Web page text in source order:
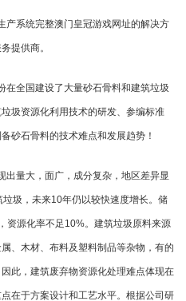
产系统完整澳门皇冠游戏网址的解决方
提供商。
在全国建设了大量砂石骨料和建筑垃圾
圾资源化利用技术的研发、参编标准
砂石骨料的技术难点和发展趋势！
出量大，面广，成分复杂，地区差异显
圾，未来10年仍以较快速度增长。储
资源化率不足10%。建筑垃圾原料来源
、木材、布料及塑料制品等杂物，有的
此，建筑废弃物资源化处理难点体现在
在于方案设计和工艺水平。根据公司研